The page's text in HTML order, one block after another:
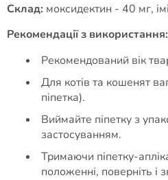
Склад: моксидектин - 40 мг,
Рекомендації з використання:
Рекомендований вік
Для котів та кошенят
піпетка).
Виймайте піпетку з
застосуванням.
Тримаючи піпетку-
положенні, поверніть і